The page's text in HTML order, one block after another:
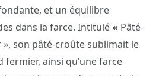
et un équilibre
dans la farce. Intitulé« Pâté-
son pâté-croûte sublimait le
fermier, ainsi qu’une farce